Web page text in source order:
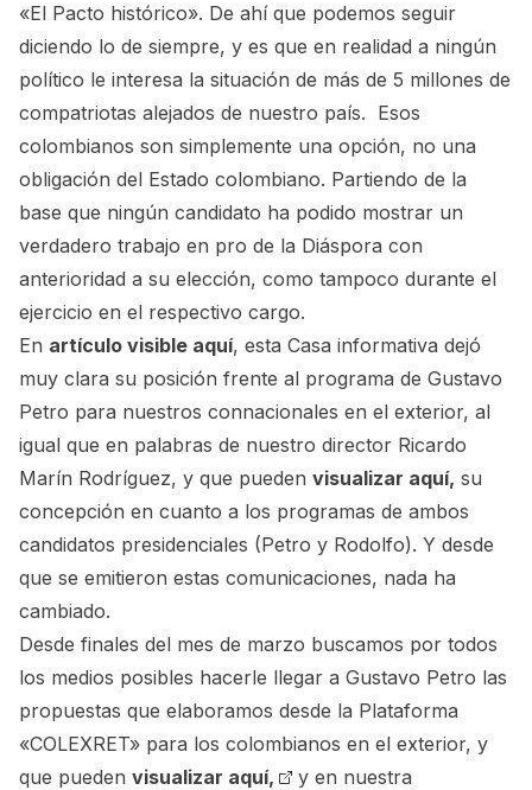
«El Pacto histórico». De ahí que podemos seguir
diciendo lo de siempre, y es que en realidad a ningún
político le interesa la situación de más de 5 millones de
compatriotas alejados de nuestro país. Esos
colombianos son simplemente una opción, no una
obligación del Estado colombiano. Partiendo de la
base que ningún candidato ha podido mostrar un
verdadero trabajo en pro de la Diáspora con
anterioridad a su elección, como tampoco durante el
ejercicio en el respectivo cargo.
En artículo visible aquí, esta Casa informativa dejó
muy clara su posición frente al programa de Gustavo
Petro para nuestros connacionales en el exterior, al
igual que en palabras de nuestro director Ricardo
Marín Rodríguez, y que pueden visualizar aquí, su
concepción en cuanto a los programas de ambos
candidatos presidenciales (Petro y Rodolfo). Y desde
que se emitieron estas comunicaciones, nada ha
cambiado.
Desde finales del mes de marzo buscamos por todos
los medios posibles hacerle llegar a Gustavo Petro las
propuestas que elaboramos desde la Plataforma
«COLEXRET» para los colombianos en el exterior, y
que pueden visualizar aquí, y en nuestra